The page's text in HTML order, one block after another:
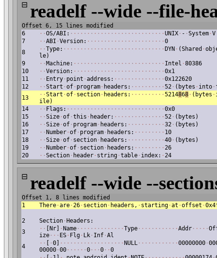
⊟ readelf --wide --file-
Offset 6, 15 lines modified
6
· ·OS/ABI: · · · · · · · · · · · · · · · · · · · · · · · · · · · ·UNIX · - ·System ·V
7
· ·ABI ·Version: · · · · · · · · · · · · · · · · · · · · · · ·0
8
· ·Type: · · · · · · · · · · · · · · · · · · · · · · · · · · · · · · DYN · (Shared ·
le)
9
· · Machine: · · · · · · · · · · · · · · · · · · · · · · · · · · · Intel ·80386
10
· ·Version: · · · · · · · · · · · · · · · · · · · · · · · · · · ·0x1
11
· · Entry · point ·address: · · · · · · · · · · · · · · ·0x122620
12
· ·Start ·of · program · headers: · · · · · · · · · ·52 · (bytes · into ·
13
· ·Start ·of · section · headers: · · · · · · · · · ·5214868 · (bytes ·
ile)
14
· · Flags: · · · · · · · · · · · · · · · · · · · · · · · · · · · · ·0x0
15
· ·Size ·of ·this · header: · · · · · · · · · · · · · · ·52 · (bytes)
16
· ·Size ·of · program · headers: · · · · · · · · · · ·32 · (bytes)
17
· · Number ·of · program · headers: · · · · · · · · · 10
18
· ·Size ·of · section · headers: · · · · · · · · · · ·40 · (bytes)
19
· · Number ·of · section · headers: · · · · · · · · ·26
20
· ·Section · header · string ·table · index: ·24
⊟ readelf --wide --
Offset 1, 8 lines modified
1
There ·are ·26 · section · headers, · starting ·at ·offset ·
2 Section · Headers:
3
· · [Nr] · Name · · · · · · · · · · · · · ·Type · · · · · · · · · · · ·Addr · · · · ·
ize · · · ES · Flg · Lk · Inf ·Al
4
· · ·0] · · · · · · · · · · · · · · · · · · · NULL · · · · · · · · · · · ·00000000 ·
00000 ·00 · · · · · ·0 · · ·0 · ·0